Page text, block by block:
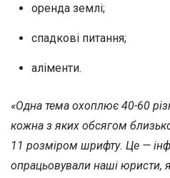
оренда землі;
спадкові питання;
аліменти.
«Одна тема охоплює 40-60
кожна з яких обсягом
11 розміром шрифту. Це —
опрацьовували наші юристи,